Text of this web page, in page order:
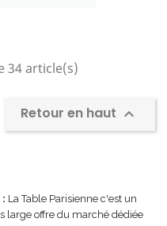
34 article(s)
Retour en haut 
La Table Parisienne c'est un
large offre du marché dédiée